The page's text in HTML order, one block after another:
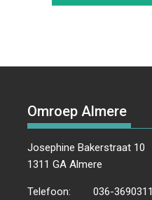
Omroep Almere
Josephine Bakerstraat 10
1311 GA Almere
Telefoon:
036-3690311